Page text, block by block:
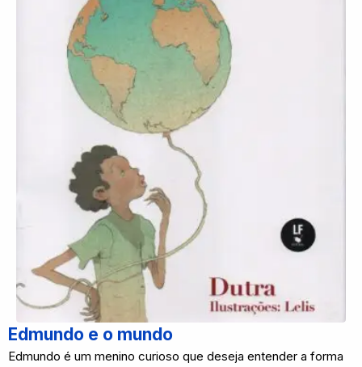
Edmundo e o mundo
Edmundo é um menino curioso que deseja entender a forma